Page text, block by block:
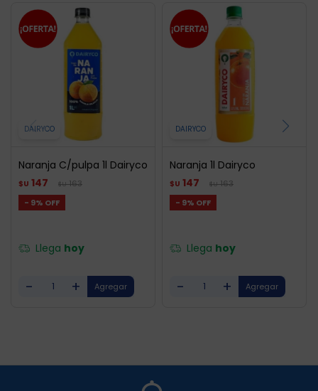
DAIRYCO
Naranja C/pulpa 1l Dairyco
$U 147 $U 163
9
Llega hoy
- +
DAIRYCO
Naranja 1l Dairyco
$U 147 $U 163
9
Llega hoy
- +